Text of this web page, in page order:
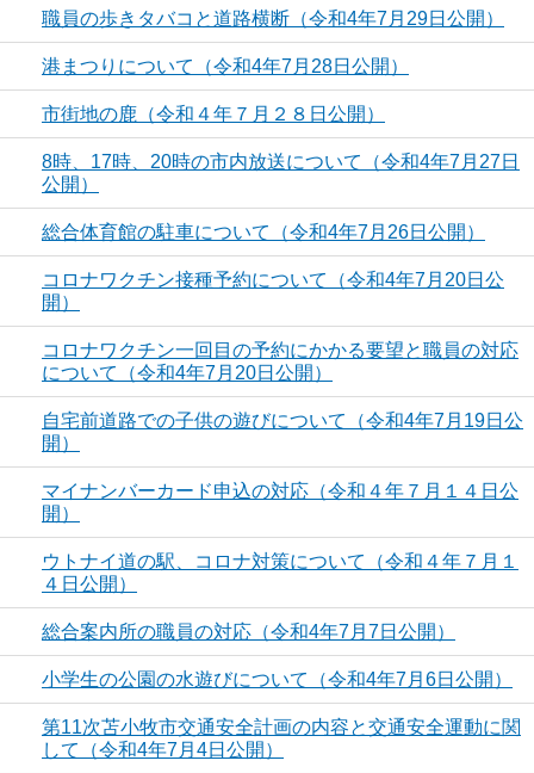
職員の歩きタバコと道路横断（令和4年7月29日公開）
港まつりについて（令和4年7月28日公開）
市街地の鹿（令和４年７月２８日公開）
8時、17時、20時の市内放送について（令和4年7月27日
公開）
総合体育館の駐車について（令和4年7月26日公開）
コロナワクチン接種予約について（令和4年7月20日公
開）
コロナワクチン一回目の予約にかかる要望と職員の対応
について（令和4年7月20日公開）
自宅前道路での子供の遊びについて（令和4年7月19日公
開）
マイナンバーカード申込の対応（令和４年７月１４日公
開）
ウトナイ道の駅、コロナ対策について（令和４年７月１
４日公開）
総合案内所の職員の対応（令和4年7月7日公開）
小学生の公園の水遊びについて（令和4年7月6日公開）
第11次苫小牧市交通安全計画の内容と交通安全運動に関
して（令和4年7月4日公開）